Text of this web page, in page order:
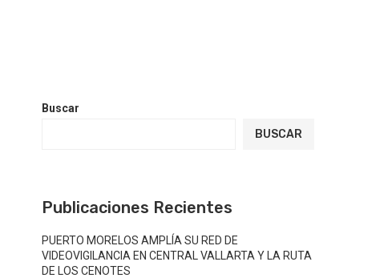
Buscar
BUSCAR
Publicaciones Recientes
PUERTO MORELOS AMPLÍA SU RED DE
VIDEOVIGILANCIA EN CENTRAL VALLARTA Y LA RUTA
DE LOS CENOTES